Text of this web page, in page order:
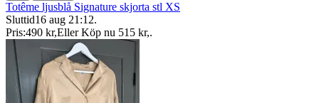
Totême ljusblå Signature skjorta stl XS
Sluttid16 aug 21:12.
Pris:490 kr,Eller Köp nu 515 kr,.